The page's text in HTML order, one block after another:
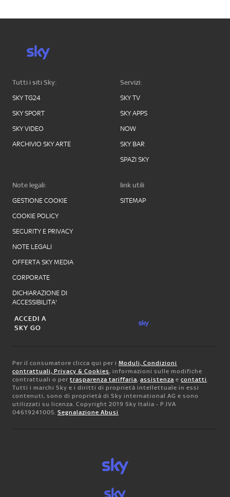
Tutti i siti Sky:
SKY TG24
SKY SPORT
SKY VIDEO
ARCHIVIO SKY ARTE
Servizi:
SKY TV
SKY APPS
NOW
SKY BAR
SPAZI SKY
Note legali:
GESTIONE COOKIE
COOKIE POLICY
SECURITY E PRIVACY
NOTE LEGALI
OFFERTA SKY MEDIA
CORPORATE
DICHIARAZIONE DI
ACCESSIBILITA'
link utili
SITEMAP
ACCEDI A
SKY GO
Per il consumatore clicca qui per i Moduli, Condizioni
contrattuali, Privacy & Cookies, informazioni sulle modifiche
contrattuali o per trasparenza tariffaria, assistenza e contatti.
Tutti i marchi Sky e i diritti di proprietà intellettuale in essi
contenuti, sono di proprietà di Sky international AG e sono
utilizzati su licenza. Copyright 2019 Sky Italia - P.IVA
04619241005. Segnalazione Abusi